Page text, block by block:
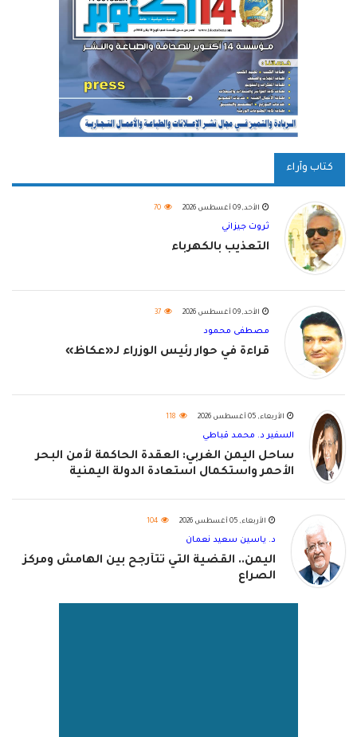
كتاب وآراء
الأحد, 09 أغسطس 2026 70
ثروت جيزاني
التعذيب بالكهرباء
الأحد, 09 أغسطس 2026 37
مصطفى محمود
قراءة في حوار رئيس الوزراء لـ«عكاظ»
الأربعاء, 05 أغسطس 2026 118
السفير د. محمد قباطي
ساحل اليمن الغربي: العقدة الحاكمة لأمن البحر
الأحمر واستكمال استعادة الدولة اليمنية
الأربعاء, 05 أغسطس 2026 104
د. ياسين سعيد نعمان
اليمن.. القضية التي تتأرجح بين الهامش ومركز
الصراع